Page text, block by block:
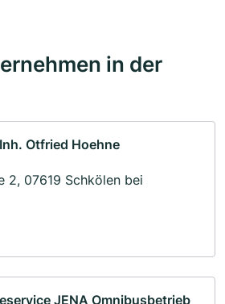
in der
Otfried Hoehne
2, 07619 Schkölen bei
JENA Omnibusbetrieb